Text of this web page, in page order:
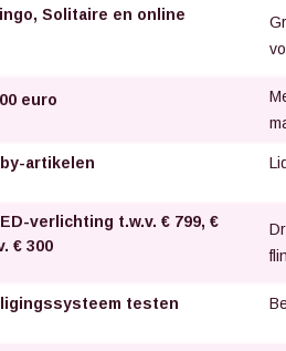
Solitaire en online
euro
artikelen
verlichting t.w.v. € 799, €
€ 300
testen